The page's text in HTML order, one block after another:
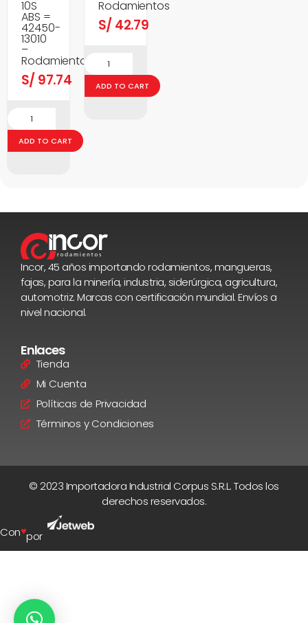
10S
ABS =
42450-
13010
–
Rodamientos
S/ 97.74
ADD TO CART
Rodamientos
S/ 42.79
ADD TO CART
Incor, 45 años importando rodamientos, mangueras,
fajas, para la minería, industria, siderúrgica, agricultura,
automotriz. Marcas con certificación mundial. Envíos a
nivel nacional.
Enlaces
Tienda
Mi Cuenta
Políticas de Privacidad
Términos y Condiciones
© 2023 Importadora Industrial Corpus S.R.L. Todos los
derechos reservados.
Con♥por